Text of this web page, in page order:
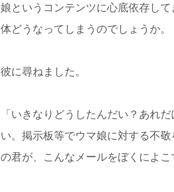
娘というコンテンツに心底依存し
体どうなってしまうのでしょうか。
彼に尋ねました。
「いきなりどうしたんだい？あれ
い。掲示板等でウマ娘に対する不
の君が、こんなメールをぼくによこ